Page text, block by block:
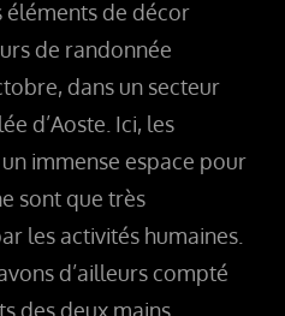
éléments de décor
de randonnée
dans un secteur
d’Aoste. Ici, les
immense espace pour
sont que très
les activités humaines.
d’ailleurs compté
des deux mains…